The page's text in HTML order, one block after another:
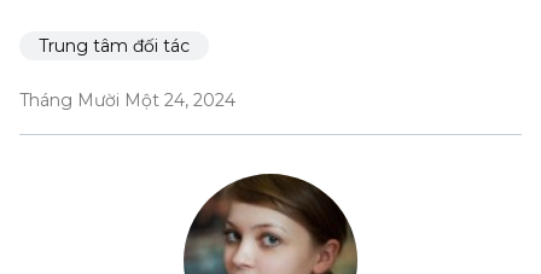
Trung tâm đối tác
Tháng Mười Một 24, 2024